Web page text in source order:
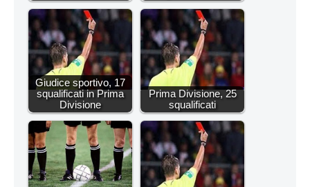
Giudice sportivo, 17
squalificati in Prima
Divisione
Prima Divisione, 25
squalificati